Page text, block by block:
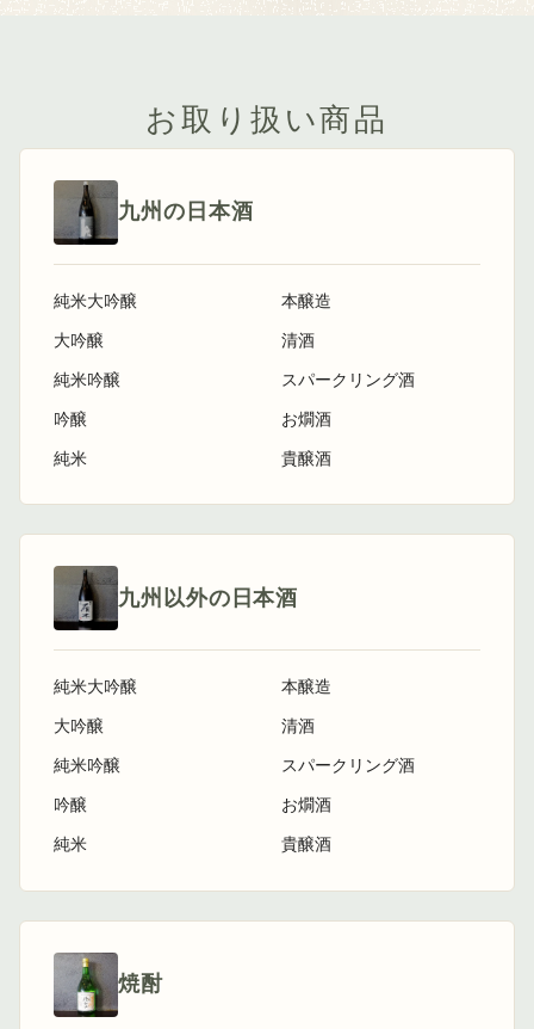
お取り扱い商品
九州の日本酒
純米大吟醸
大吟醸
純米吟醸
吟醸
純米
本醸造
清酒
スパークリング酒
お燗酒
貴醸酒
九州以外の日本酒
純米大吟醸
大吟醸
純米吟醸
吟醸
純米
本醸造
清酒
スパークリング酒
お燗酒
貴醸酒
焼酎